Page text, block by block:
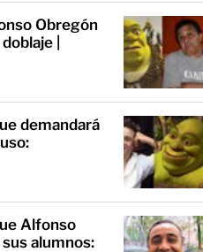
Obregón
|
demandará
Alfonso
alumnos: